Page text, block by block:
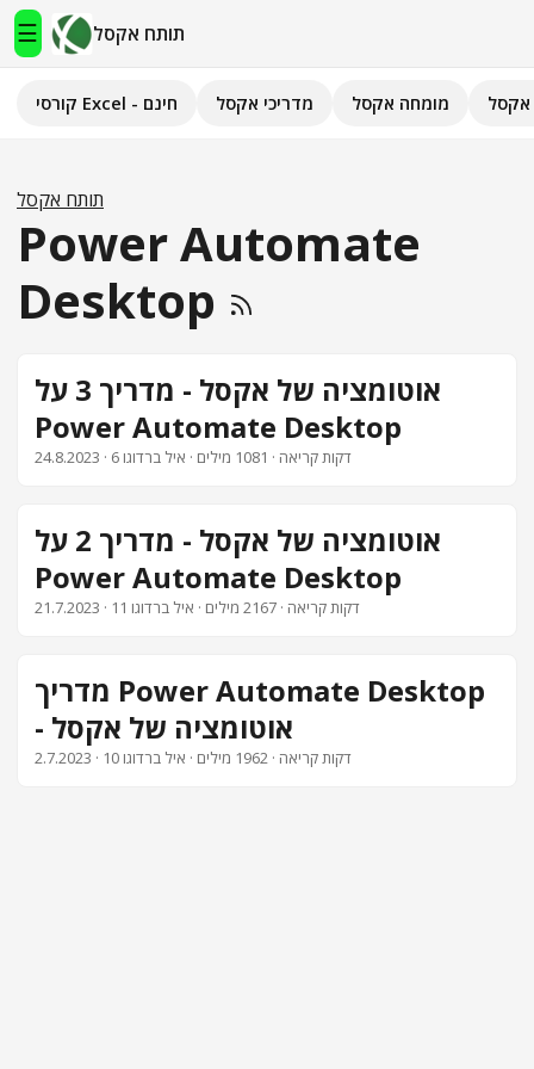
☰ תותח אקסל
מדריכי אקסל
השירותים שלנו
מומחה אקסל
מחשבוני אקסל
חיפוש
צור קשר
קורסי Excel - חינם מדריכי אקסל מומחה אקסל אקסל
תותח אקסל
Power Automate
Desktop
אוטומציה של אקסל - מדריך 3 על
Power Automate Desktop
24.8.2023 · 6 דקות קריאה · 1081 מילים · איל ברדוגו
אוטומציה של אקסל - מדריך 2 על
Power Automate Desktop
21.7.2023 · 11 דקות קריאה · 2167 מילים · איל ברדוגו
מדריך Power Automate Desktop
- אוטומציה של אקסל
2.7.2023 · 10 דקות קריאה · 1962 מילים · איל ברדוגו